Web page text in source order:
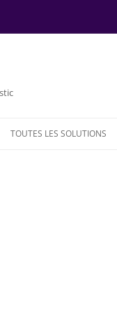
TOUTES LES SOLUTIONS